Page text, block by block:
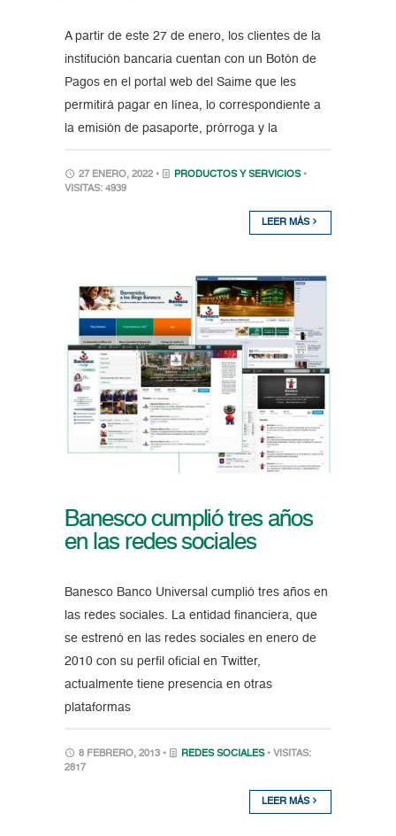
A partir de este 27 de enero, los clientes de la
institución bancaria cuentan con un Botón de
Pagos en el portal web del Saime que les
permitirá pagar en línea, lo correspondiente a
la emisión de pasaporte, prórroga y la
27 ENERO, 2022 • PRODUCTOS Y SERVICIOS •
VISITAS: 4939
LEER MÁS
Banesco cumplió tres años
en las redes sociales
Banesco Banco Universal cumplió tres años en
las redes sociales. La entidad financiera, que
se estrenó en las redes sociales en enero de
2010 con su perfil oficial en Twitter,
actualmente tiene presencia en otras
plataformas
8 FEBRERO, 2013 • REDES SOCIALES • VISITAS:
2817
LEER MÁS